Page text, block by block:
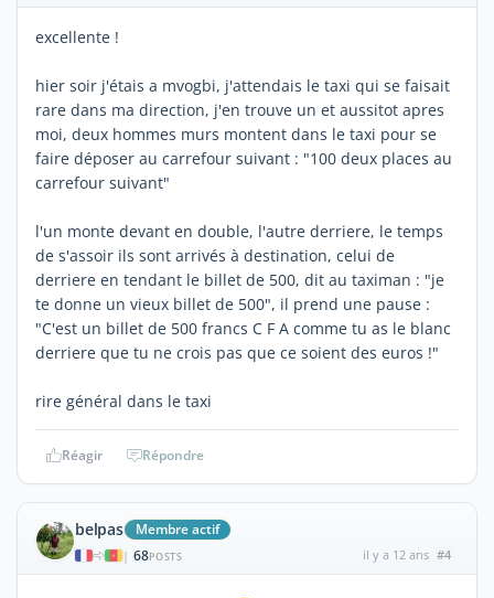
excellente !
hier soir j'étais a mvogbi, j'attendais le taxi qui se faisait
rare dans ma direction, j'en trouve un et aussitot apres
moi, deux hommes murs montent dans le taxi pour se
faire déposer au carrefour suivant : "100 deux places au
carrefour suivant"
l'un monte devant en double, l'autre derriere, le temps
de s'assoir ils sont arrivés à destination, celui de
derriere en tendant le billet de 500, dit au taximan : "je
te donne un vieux billet de 500", il prend une pause :
"C'est un billet de 500 francs C F A comme tu as le blanc
derriere que tu ne crois pas que ce soient des euros !"
rire général dans le taxi
Réagir Répondre
belpas Membre actif
| 68POSTS il y a 12 ans #4